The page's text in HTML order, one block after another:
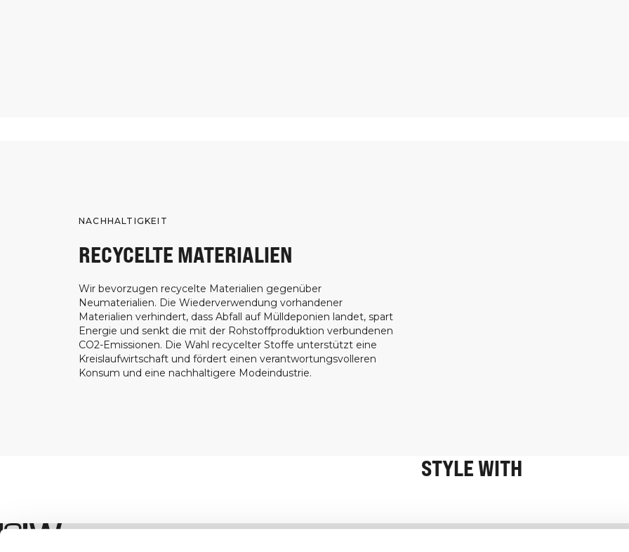
NACHHALTIGKEIT
RECYCELTE MATERIALIEN
Wir bevorzugen recycelte Materialien gegenüber
Neumaterialien. Die Wiederverwendung vorhandener
Materialien verhindert, dass Abfall auf Mülldeponien landet, spart
Energie und senkt die mit der Rohstoffproduktion verbundenen
CO2-Emissionen. Die Wahl recycelter Stoffe unterstützt eine
Kreislaufwirtschaft und fördert einen verantwortungsvolleren
Konsum und eine nachhaltigere Modeindustrie.
STYLE WITH